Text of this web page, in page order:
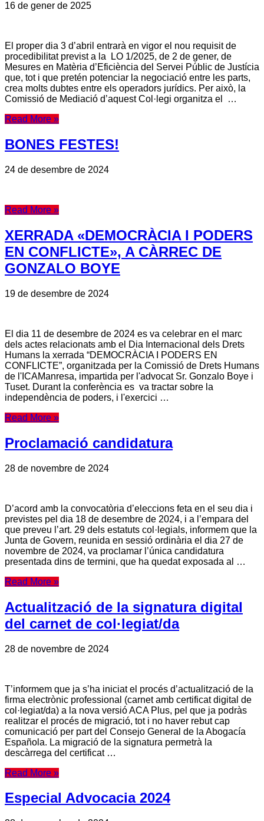
16 de gener de 2025
El proper dia 3 d’abril entrarà en vigor el nou requisit de
procedibilitat previst a la LO 1/2025, de 2 de gener, de
Mesures en Matèria d’Eficiència del Servei Públic de Justícia
que, tot i que pretén potenciar la negociació entre les parts,
crea molts dubtes entre els operadors jurídics. Per això, la
Comissió de Mediació d’aquest Col·legi organitza el …
Read More »
BONES FESTES!
24 de desembre de 2024
Read More »
XERRADA «DEMOCRÀCIA I PODERS
EN CONFLICTE», A CÀRREC DE
GONZALO BOYE
19 de desembre de 2024
El dia 11 de desembre de 2024 es va celebrar en el marc
dels actes relacionats amb el Dia Internacional dels Drets
Humans la xerrada “DEMOCRÀCIA I PODERS EN
CONFLICTE”, organitzada per la Comissió de Drets Humans
de l'ICAManresa, impartida per l'advocat Sr. Gonzalo Boye i
Tuset. Durant la conferència es va tractar sobre la
independència de poders, i l'exercici …
Read More »
Proclamació candidatura
28 de novembre de 2024
D’acord amb la convocatòria d’eleccions feta en el seu dia i
previstes pel dia 18 de desembre de 2024, i a l’empara del
que preveu l’art. 29 dels estatuts col·legials, informem que la
Junta de Govern, reunida en sessió ordinària el dia 27 de
novembre de 2024, va proclamar l’única candidatura
presentada dins de termini, que ha quedat exposada al …
Read More »
Actualització de la signatura digital
del carnet de col·legiat/da
28 de novembre de 2024
T’informem que ja s’ha iniciat el procés d’actualització de la
firma electrònic professional (carnet amb certificat digital de
col·legiat/da) a la nova versió ACA Plus, pel que ja podràs
realitzar el procés de migració, tot i no haver rebut cap
comunicació per part del Consejo General de la Abogacía
Española. La migració de la signatura permetrà la
descàrrega del certificat …
Read More »
Especial Advocacia 2024